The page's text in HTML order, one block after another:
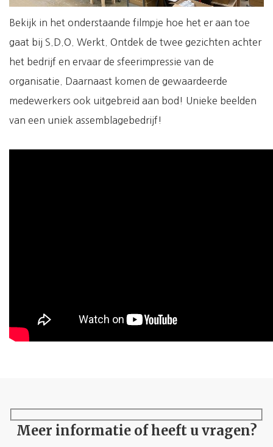
Bekijk in het onderstaande filmpje hoe het er aan toe
gaat bij S.D.O. Werkt. Ontdek de twee gezichten achter
het bedrijf en ervaar de sfeerimpressie van de
organisatie. Daarnaast komen de gewaardeerde
medewerkers ook uitgebreid aan bod! Unieke beelden
van een uniek assemblagebedrijf!
Meer informatie of heeft u vragen?